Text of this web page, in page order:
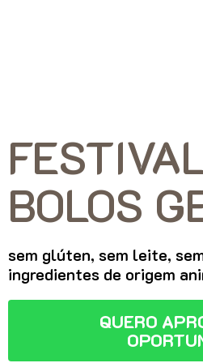
BOLOS
sem glúten, sem leite,
ingredientes de origem
QUERO